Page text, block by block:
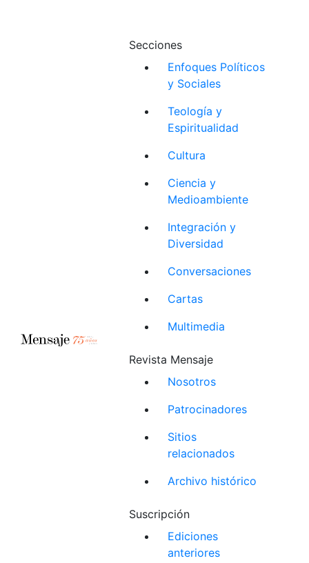
Secciones
Enfoques Políticos
y Sociales
Teología y
Espiritualidad
Cultura
Ciencia y
Medioambiente
Integración y
Diversidad
Conversaciones
Cartas
Multimedia
Revista Mensaje
Nosotros
Patrocinadores
Sitios
relacionados
Archivo histórico
Suscripción
Ediciones
anteriores